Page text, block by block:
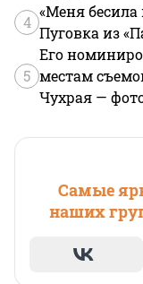
4
«Меня бесила
Пуговка из
5
Его
местам
Чухрая —
Самые
наших